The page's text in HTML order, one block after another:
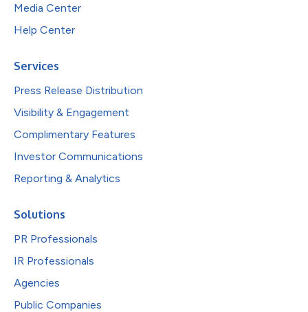
Media Center
Help Center
Services
Press Release Distribution
Visibility & Engagement
Complimentary Features
Investor Communications
Reporting & Analytics
Solutions
PR Professionals
IR Professionals
Agencies
Public Companies